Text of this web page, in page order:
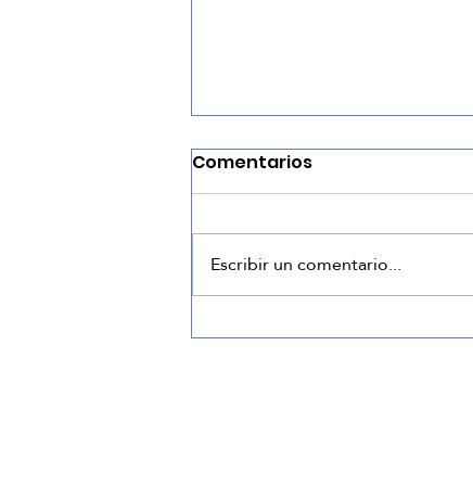
¿Cómo tener un gran
Comentarios
Escribir un comentario...